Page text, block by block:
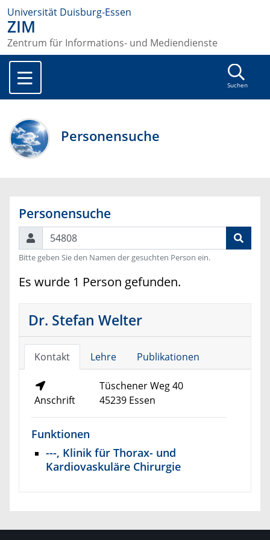
Universität Duisburg-Essen
ZIM
Zentrum für Informations- und Mediendienste
Suchen
Personensuche
Personensuche
Suchen
Bitte geben Sie den Namen der gesuchten Person ein.
Es wurde 1 Person gefunden.
Dr. Stefan Welter
Kontakt Lehre Publikationen
Anschrift
Tüschener Weg 40
45239 Essen
Funktionen
---, Klinik für Thorax- und
Kardiovaskuläre Chirurgie